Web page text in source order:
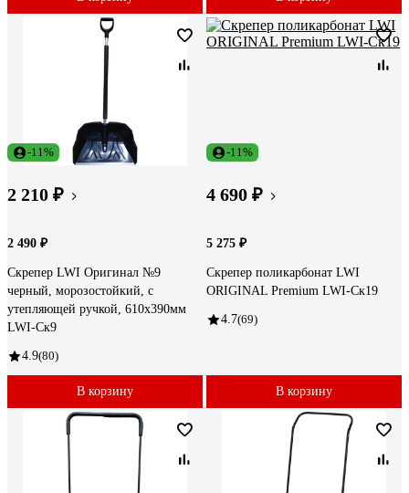
-11%
2 210 ₽
2 490 ₽
Скрепер LWI Оригинал №9
черный, морозостойкий, с
утепляющей ручкой, 610x390мм
LWI-Cк9
4.9(80)
В корзину
-11%
4 690 ₽
5 275 ₽
Скрепер поликарбонат LWI
ORIGINAL Premium LWI-Ск19
4.7(69)
В корзину